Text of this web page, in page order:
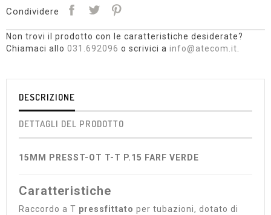
Condividere
Non trovi il prodotto con le caratteristiche desiderate?
Chiamaci allo 031.692096 o scrivici a info@atecom.it
DESCRIZIONE
DETTAGLI DEL PRODOTTO
15MM PRESST-OT T-T P.15 FARF VERDE
Caratteristiche
Raccordo a T pressfittato per tubazioni, dotato di